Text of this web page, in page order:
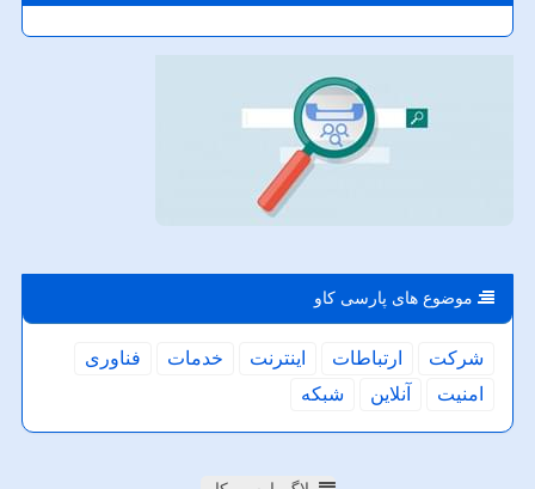
موضوع های پارسی كاو
شركت ارتباطات اینترنت خدمات
فناوری
امنیت
آنلاین شبكه